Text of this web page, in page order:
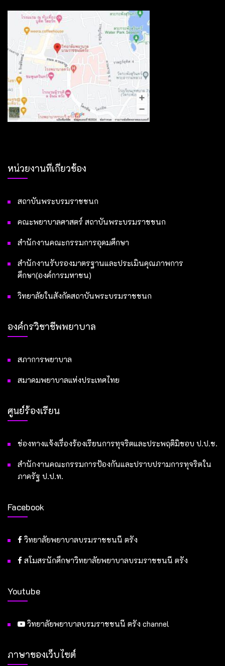
หน่วยงานที่เกี่ยวข้อง
สถาบันพระบรมราชชนก
คณะพยาบาลศาสตร์ สถาบันพระบรมราชชนก
สำนักงานคณะกรรมการอุดมศึกษา
สำนักงานรับรองมาตรฐานและประเมินคุณภาพการ
ศึกษา(องค์การมหาชน)
วิทยาลัยในสังกัดสถาบันพระบรมราชชนก
องค์กรวิชาชีพพยาบาล
สภาการพยาบาล
สมาคมพยาบาลแห่งประเทศไทย
ศูนย์ร้องเรียน
ช่องทางแจ้งเรื่องร้องเรียนการทุจริตและประพฤติมิชอบ ป.ป.ช.
สำนักงานคณะกรรมการป้องกันและปราบปรามการทุจริตใน
ภาครัฐ ป.ป.ท.
Facebook
วิทยาลัยพยาบาลบรมราชชนนี ตรัง
สโมสรนักศึกษาวิทยาลัยพยาบาลบรมราชชนนี ตรัง
Youtube
วิทยาลัยพยาบาลบรมราชชนนี ตรัง channel
ภาษาของเว็บไซต์